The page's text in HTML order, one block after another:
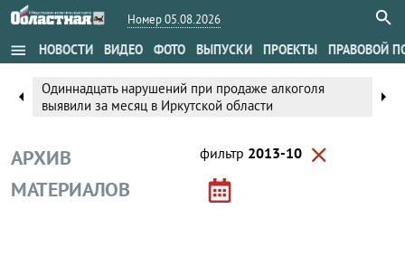
Номер 05.08.2026
menu НОВОСТИ ВИДЕО ФОТО ВЫПУСКИ ПРОЕКТЫ ПРАВОВОЙ
arrow_left
Одиннадцать нарушений при продаже алкоголя
выявили за месяц в Иркутской области
arrow_right
АРХИВ
МАТЕРИАЛОВ
фильтр 2013-10 close